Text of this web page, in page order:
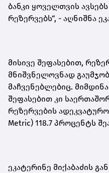
ბანკი ყოველთვის
რეზერვებს“, - აღნიშნა
მისივე შეფასებით,
მნიშვნელოვნად
მაჩვენებლებიც.
შეფასებით კი
რეზერვების
Metric) 118.7 პროცენტს
ეკატერინე მიქაბაძის